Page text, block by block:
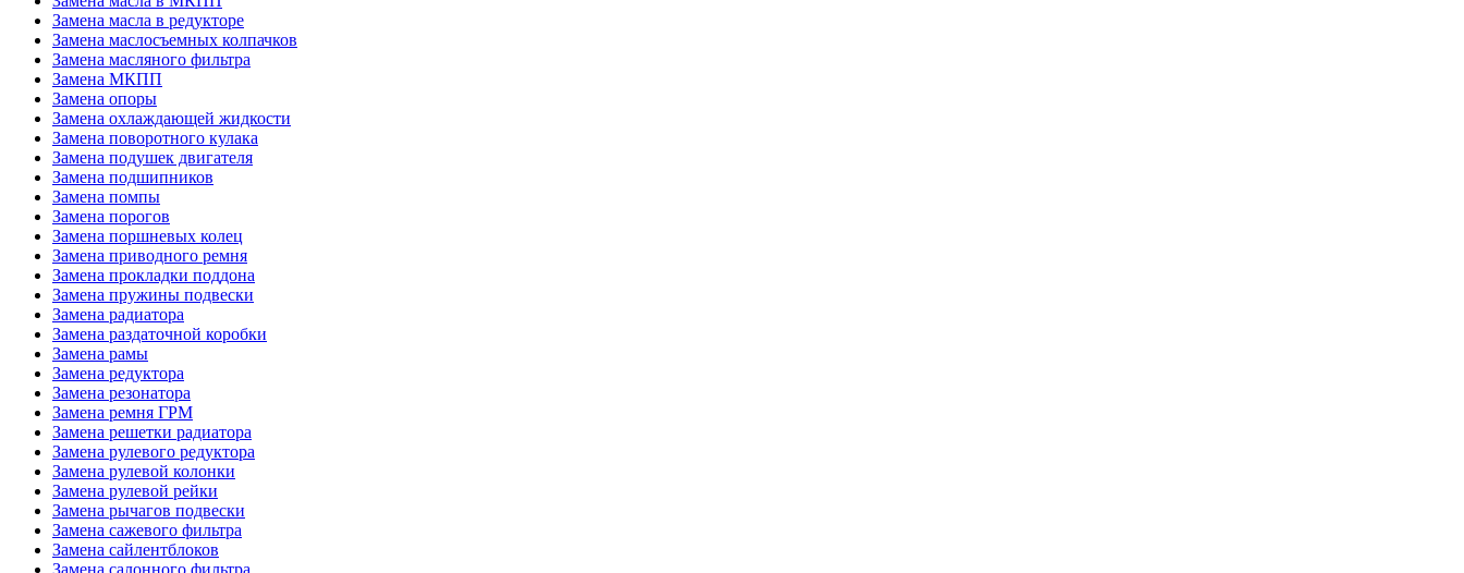
Замена масла в редукторе
Замена маслосъемных колпачков
Замена масляного фильтра
Замена МКПП
Замена опоры
Замена охлаждающей жидкости
Замена поворотного кулака
Замена подушек двигателя
Замена подшипников
Замена помпы
Замена порогов
Замена поршневых колец
Замена приводного ремня
Замена прокладки поддона
Замена пружины подвески
Замена радиатора
Замена раздаточной коробки
Замена рамы
Замена редуктора
Замена резонатора
Замена ремня ГРМ
Замена решетки радиатора
Замена рулевого редуктора
Замена рулевой колонки
Замена рулевой рейки
Замена рычагов подвески
Замена сажевого фильтра
Замена сайлентблоков